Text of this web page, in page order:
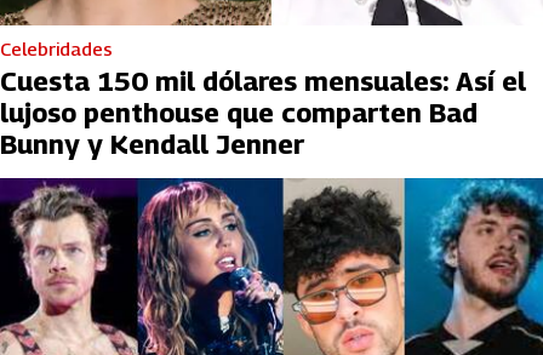
Celebridades
Cuesta 150 mil dólares mensuales: Así el
lujoso penthouse que comparten Bad
Bunny y Kendall Jenner